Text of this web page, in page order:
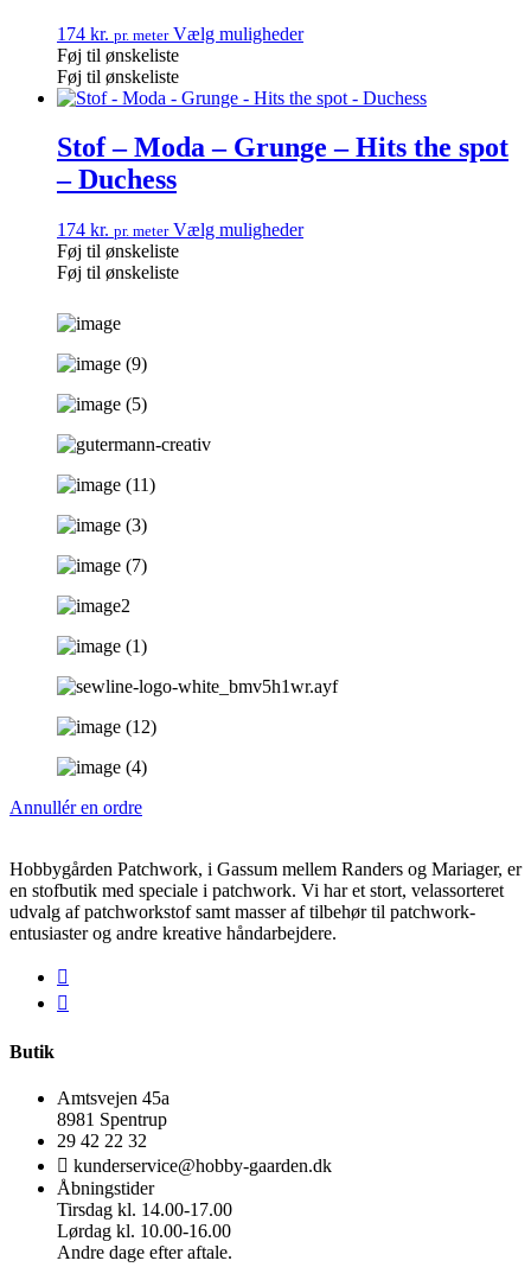
174 kr. pr. meter Vælg muligheder
Føj til ønskeliste
Føj til ønskeliste
Stof – Moda – Grunge – Hits the spot
– Duchess
174 kr. pr. meter Vælg muligheder
Føj til ønskeliste
Føj til ønskeliste
Annullér en ordre
Hobbygården Patchwork, i Gassum mellem Randers og Mariager, er
en stofbutik med speciale i patchwork. Vi har et stort, velassorteret
udvalg af patchworkstof samt masser af tilbehør til patchwork-
entusiaster og andre kreative håndarbejdere.
Butik
Amtsvejen 45a
8981 Spentrup
29 42 22 32
kunderservice@hobby-gaarden.dk
Åbningstider
Tirsdag kl. 14.00-17.00
Lørdag kl. 10.00-16.00
Andre dage efter aftale.